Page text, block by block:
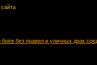
без правил и уличных драк